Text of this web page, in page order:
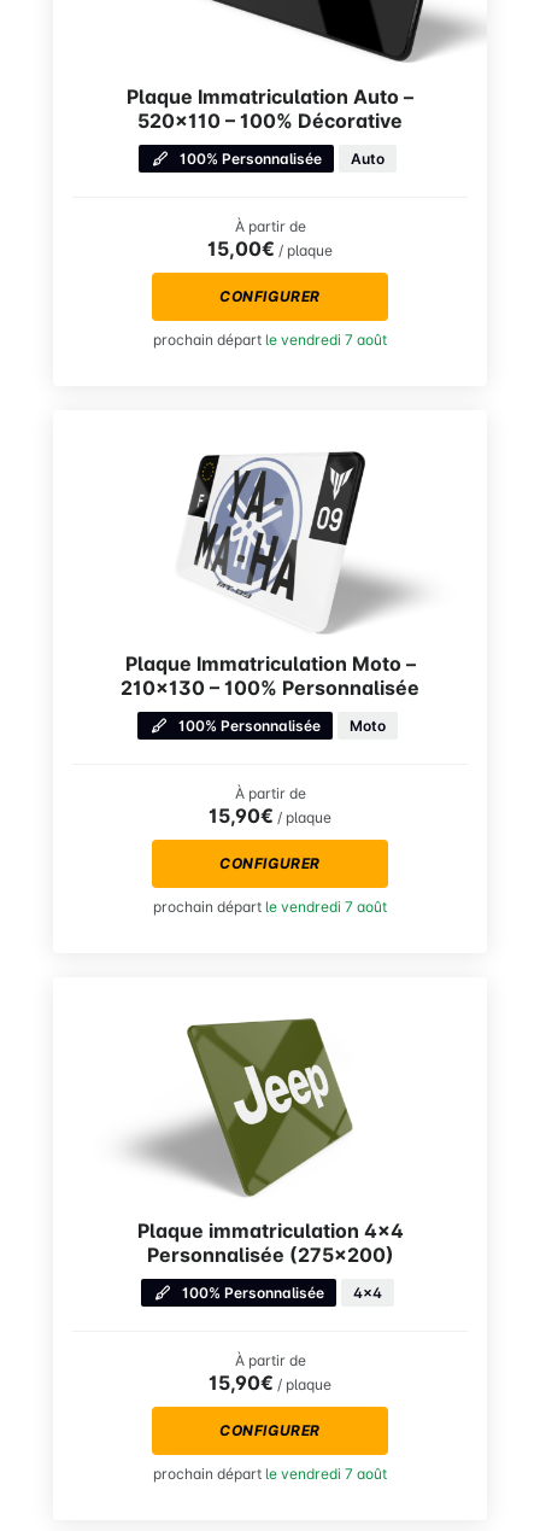
Plaque Immatriculation Auto –
520×110 – 100% Décorative
100% Personnalisée Auto
À partir de
15,00€ / plaque
CONFIGURER
prochain départ le vendredi 7 août
Plaque Immatriculation Moto –
210×130 – 100% Personnalisée
100% Personnalisée Moto
À partir de
15,90€ / plaque
CONFIGURER
prochain départ le vendredi 7 août
Plaque immatriculation 4×4
Personnalisée (275×200)
100% Personnalisée 4x4
À partir de
15,90€ / plaque
CONFIGURER
prochain départ le vendredi 7 août